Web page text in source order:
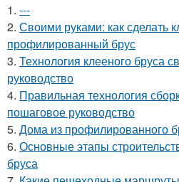
1. ---
2. Своими руками: как сделать
профилированный брус
3. Технология клееного бруса
руководство
4. Правильная технология
пошаговое руководство
5. Дома из профилированного
6. Основные этапы
бруса